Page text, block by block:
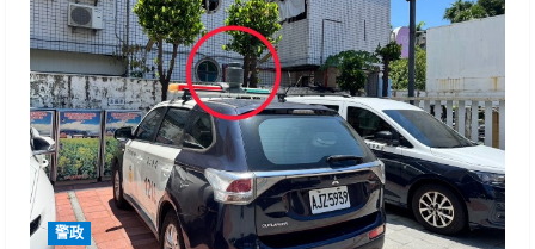
警政